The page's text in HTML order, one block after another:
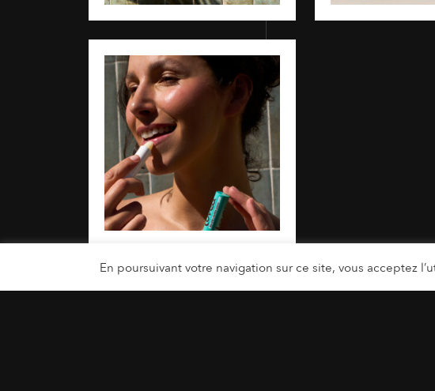
En poursuivant votre navigation sur ce site, vous acceptez